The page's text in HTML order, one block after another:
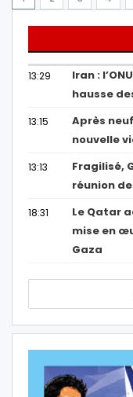
13:29
Iran :
hausse
13:15
Après
nouvelle
13:13
Fragilisé,
réunion
18:31
Le Qatar
mise en
Gaza